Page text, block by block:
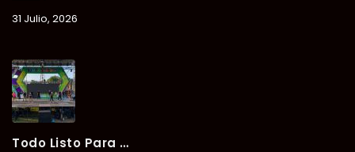
31 Julio, 2026
Todo Listo Para “Verano Xul-Há 2026”; Un Fin De Semana De Deporte, Música Y Convivencia Familiar.